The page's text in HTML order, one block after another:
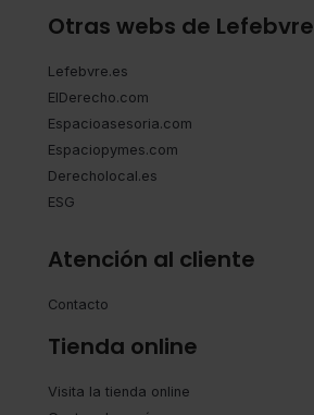
Otras webs de Lefebvre
Lefebvre.es
ElDerecho.com
Espacioasesoria.com
Espaciopymes.com
Derecholocal.es
ESG
Atención al cliente
Contacto
Tienda online
Visita la tienda online